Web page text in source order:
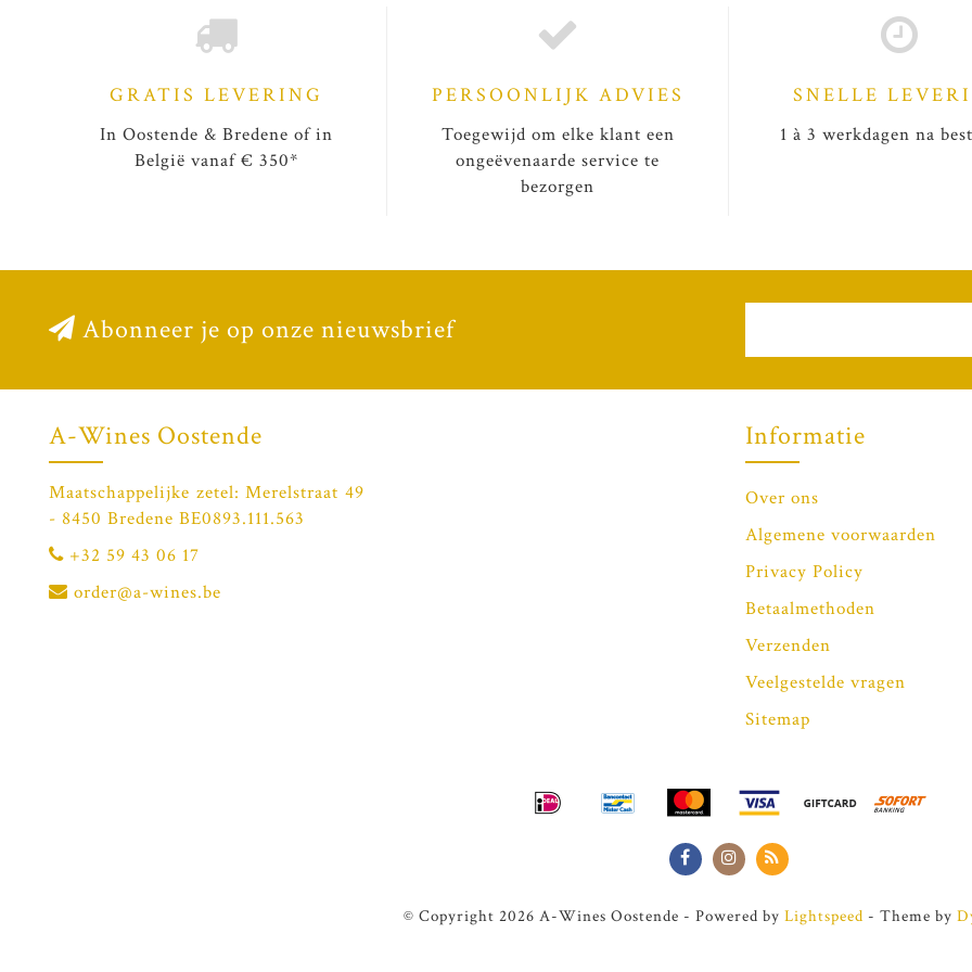
GRATIS LEVERING
In Oostende & Bredene of in
België vanaf € 350*
PERSOONLIJK ADVIES
Toegewijd om elke klant een
ongeëvenaarde service te
bezorgen
SNELLE
1 à 3 werkdagen na
Abonneer je op onze nieuwsbrief
A-Wines Oostende
Maatschappelijke zetel: Merelstraat 49
- 8450 Bredene BE0893.111.563
+32 59 43 06 17
order@a-wines.be
Informatie
Over ons
Algemene voorwaarden
Privacy Policy
Betaalmethoden
Verzenden
Veelgestelde vragen
Sitemap
© Copyright 2026 A-Wines Oostende - Powered by Lightspeed - Theme by